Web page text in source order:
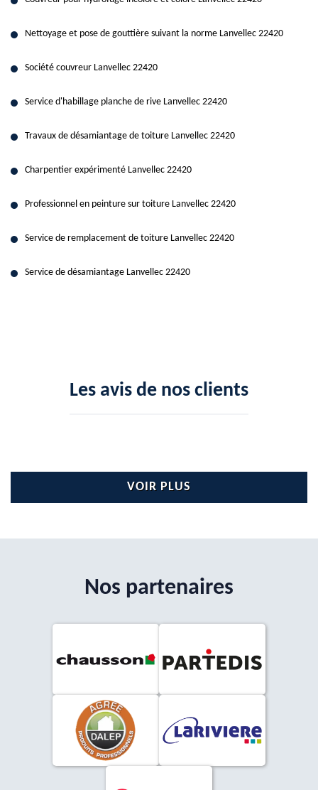
Nettoyage et pose de gouttière suivant la norme Lanvellec 22420
Société couvreur Lanvellec 22420
Service d'habillage planche de rive Lanvellec 22420
Travaux de désamiantage de toiture Lanvellec 22420
Charpentier expérimenté Lanvellec 22420
Professionnel en peinture sur toiture Lanvellec 22420
Service de remplacement de toiture Lanvellec 22420
Service de désamiantage Lanvellec 22420
Les avis de nos clients
VOIR PLUS
Nos partenaires